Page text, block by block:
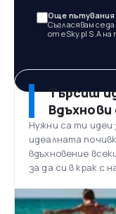
Още пътувания
Съгласявам се
от eSky.pl S.A на
Търсиш
Вдъхнови
Нужни са ти идеи
идеалната
вдъхновение
за да си в крак с